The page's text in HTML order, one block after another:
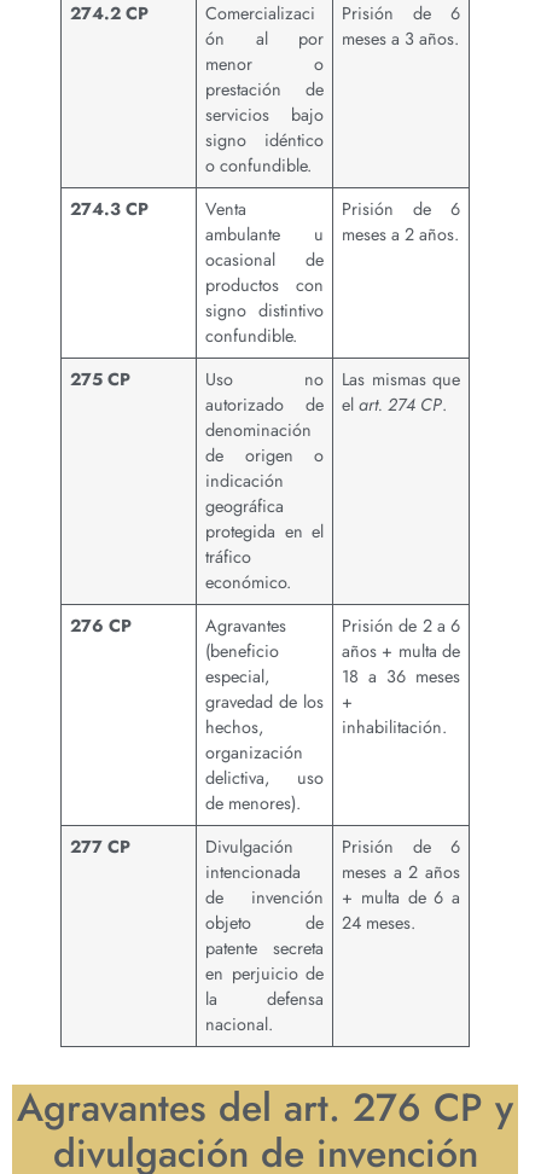
274.2 CP
Comercializaci
ón al por
menor o
prestación de
servicios bajo
signo idéntico
o confundible.
Prisión de 6
meses a 3 años.
274.3 CP
Venta
ambulante u
ocasional de
productos con
signo distintivo
confundible.
Prisión de 6
meses a 2 años.
275 CP
Uso no
autorizado de
denominación
de origen o
indicación
geográfica
protegida en el
tráfico
económico.
Las mismas que
elart. 274 CP.
276 CP
Agravantes
(beneficio
especial,
gravedad de los
hechos,
organización
delictiva, uso
de menores).
Prisión de 2 a 6
años + multa de
18 a 36 meses
+
inhabilitación.
277 CP
Divulgación
intencionada
de invención
objeto de
patente secreta
en perjuicio de
la defensa
nacional.
Prisión de 6
meses a 2 años
+ multa de 6 a
24 meses.
Agravantes del art. 276 CP y
divulgación de invención